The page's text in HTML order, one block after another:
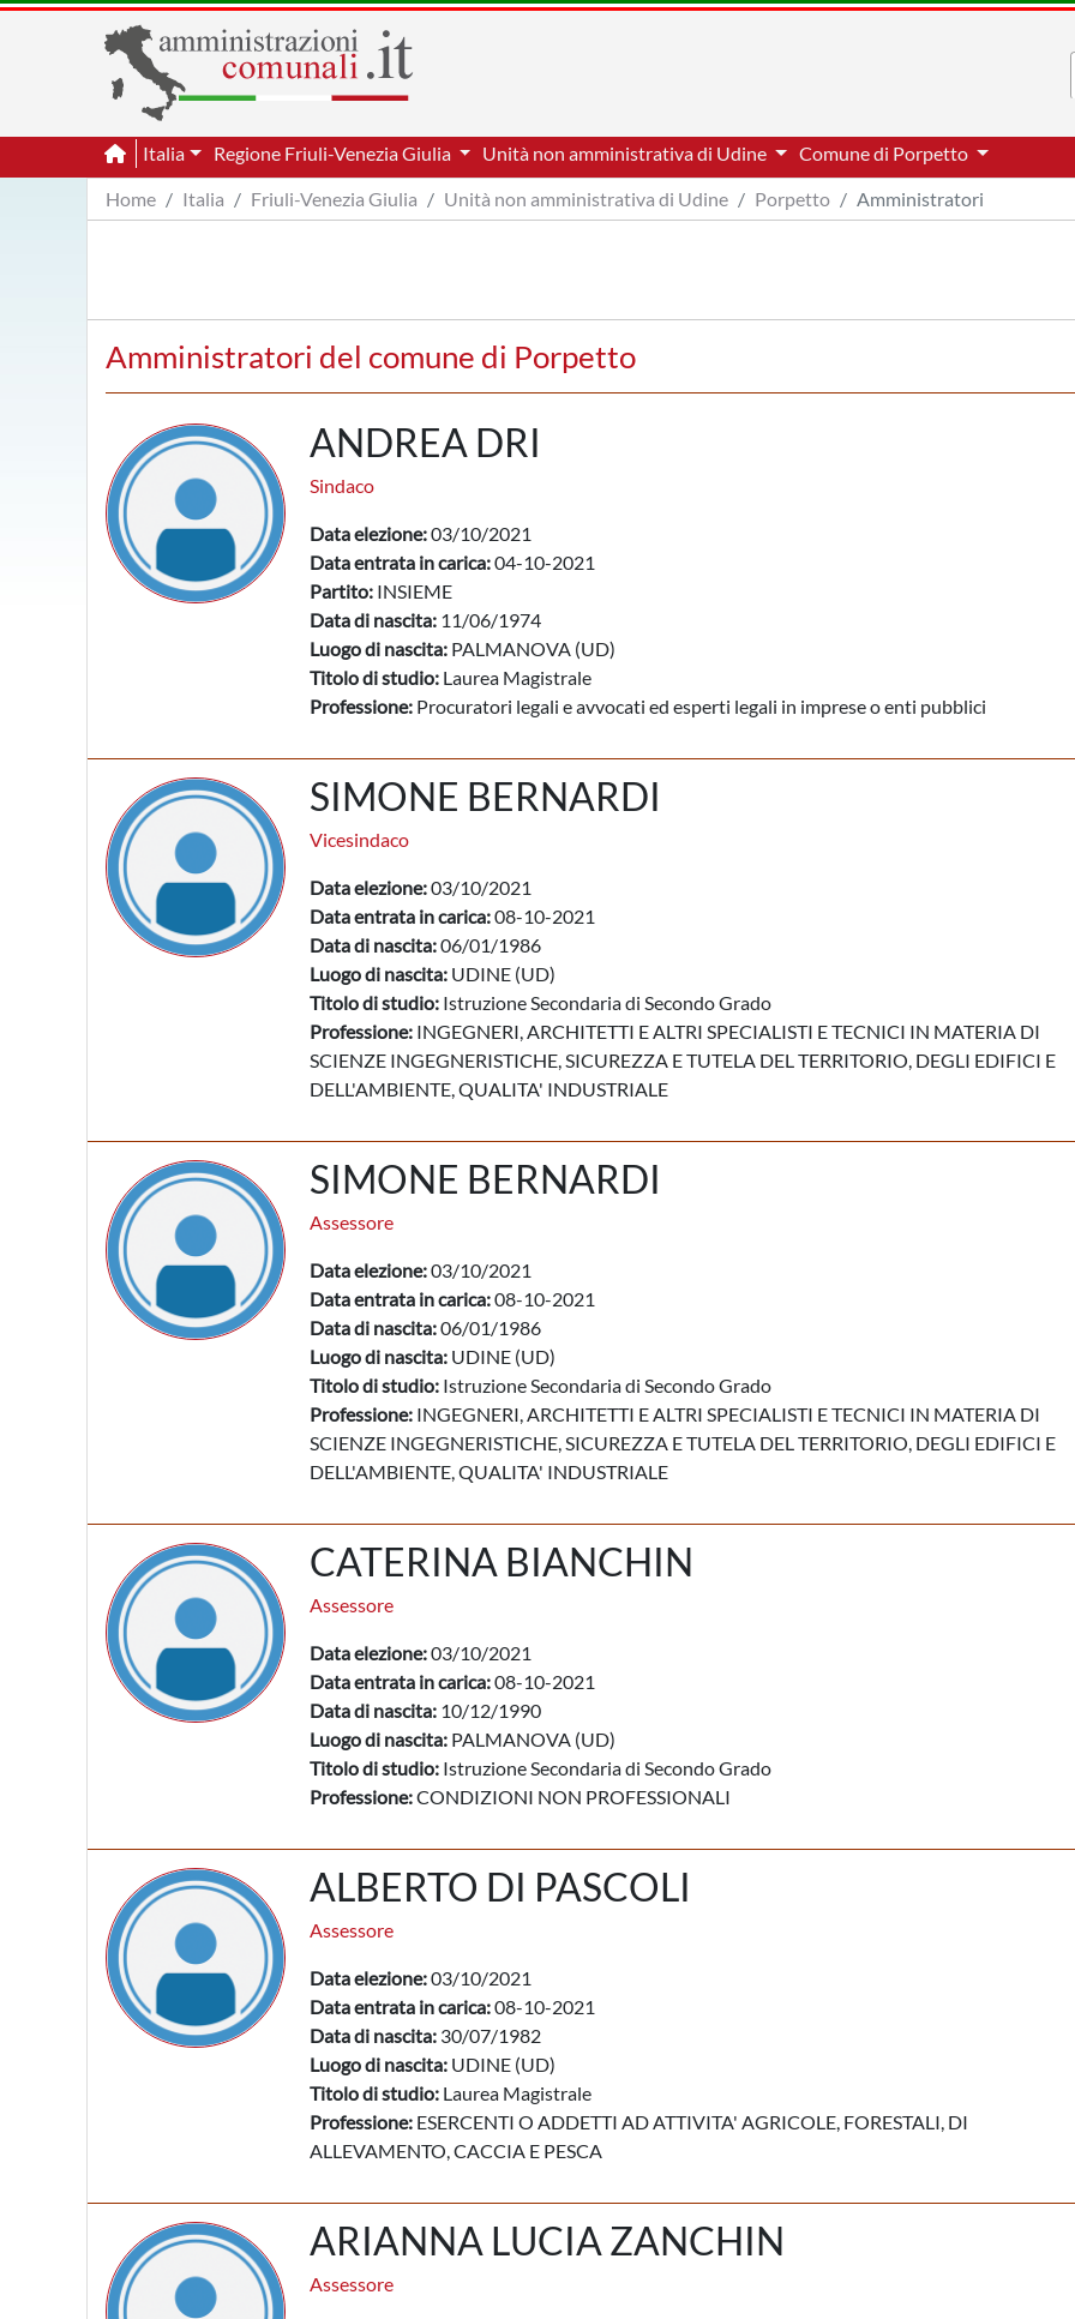
Italia Regione Friuli-Venezia Giulia Unità non amministrativa di Udine
Comune di Porpetto
Home
Italia Friuli-Venezia Giulia Unità non amministrativa di Udine Porpetto Amministratori
Amministratori del comune di Porpetto
ANDREA DRI
Sindaco
Data elezione:03/10/2021
Data entrata in carica:04-10-2021
Partito: INSIEME
Data di nascita: 11/06/1974
Luogo di nascita: PALMANOVA (UD)
Titolo di studio: Laurea Magistrale
Professione: Procuratori legali e avvocati ed esperti legali in imprese o enti pubblici
SIMONE BERNARDI
Vicesindaco
Data elezione:03/10/2021
Data entrata in carica:08-10-2021
Data di nascita:06/01/1986
Luogo di nascita: UDINE (UD)
Titolo di studio: Istruzione Secondaria di Secondo Grado
Professione: INGEGNERI, ARCHITETTI E ALTRI SPECIALISTI E TECNICI IN MATERIA DI
SCIENZE INGEGNERISTICHE, SICUREZZA E TUTELA DEL TERRITORIO, DEGLI EDIFICI E
DELL'AMBIENTE, QUALITA' INDUSTRIALE
SIMONE BERNARDI
Assessore
Data elezione:03/10/2021
Data entrata in carica:08-10-2021
Data di nascita:06/01/1986
Luogo di nascita: UDINE (UD)
Titolo di studio: Istruzione Secondaria di Secondo Grado
Professione: INGEGNERI, ARCHITETTI E ALTRI SPECIALISTI E TECNICI IN MATERIA DI
SCIENZE INGEGNERISTICHE, SICUREZZA E TUTELA DEL TERRITORIO, DEGLI EDIFICI E
DELL'AMBIENTE, QUALITA' INDUSTRIALE
CATERINA BIANCHIN
Assessore
Data elezione:03/10/2021
Data entrata in carica:08-10-2021
Data di nascita: 10/12/1990
Luogo di nascita: PALMANOVA (UD)
Titolo di studio: Istruzione Secondaria di Secondo Grado
Professione:CONDIZIONI NON PROFESSIONALI
ALBERTO DI PASCOLI
Assessore
Data elezione:03/10/2021
Data entrata in carica:08-10-2021
Data di nascita: 30/07/1982
Luogo di nascita: UDINE (UD)
Titolo di studio: Laurea Magistrale
Professione: ESERCENTI O ADDETTI AD ATTIVITA' AGRICOLE, FORESTALI, DI
ALLEVAMENTO, CACCIA E PESCA
ARIANNA LUCIA ZANCHIN
Assessore